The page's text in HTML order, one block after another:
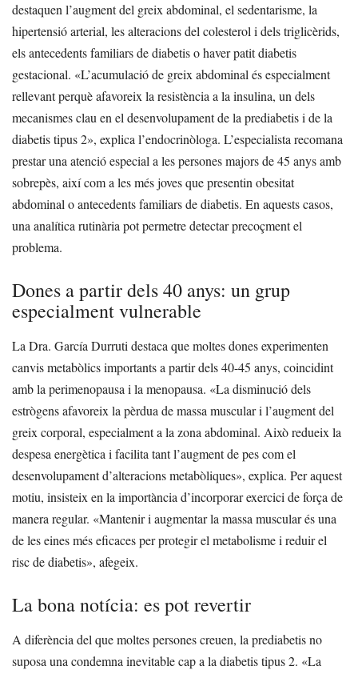
destaquen l’augment del greix abdominal, el sedentarisme, la
hipertensió arterial, les alteracions del colesterol i dels triglicèrids,
els antecedents familiars de diabetis o haver patit diabetis
gestacional. «L’acumulació de greix abdominal és especialment
rellevant perquè afavoreix la resistència a la insulina, un dels
mecanismes clau en el desenvolupament de la prediabetis i de la
diabetis tipus 2», explica l’endocrinòloga. L’especialista recomana
prestar una atenció especial a les persones majors de 45 anys amb
sobrepès, així com a les més joves que presentin obesitat
abdominal o antecedents familiars de diabetis. En aquests casos,
una analítica rutinària pot permetre detectar precoçment el
problema.
Dones a partir dels 40 anys: un grup
especialment vulnerable
La Dra. García Durruti destaca que moltes dones experimenten
canvis metabòlics importants a partir dels 40-45 anys, coincidint
amb la perimenopausa i la menopausa. «La disminució dels
estrògens afavoreix la pèrdua de massa muscular i l’augment del
greix corporal, especialment a la zona abdominal. Això redueix la
despesa energètica i facilita tant l’augment de pes com el
desenvolupament d’alteracions metabòliques», explica. Per aquest
motiu, insisteix en la importància d’incorporar exercici de força de
manera regular. «Mantenir i augmentar la massa muscular és una
de les eines més eficaces per protegir el metabolisme i reduir el
risc de diabetis», afegeix.
La bona notícia: es pot revertir
A diferència del que moltes persones creuen, la prediabetis no
suposa una condemna inevitable cap a la diabetis tipus 2. «La